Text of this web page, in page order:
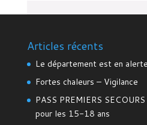
Articles récents
Le département est en
Fortes chaleurs – Vigilance
PASS PREMIERS
pour les 15-18 ans